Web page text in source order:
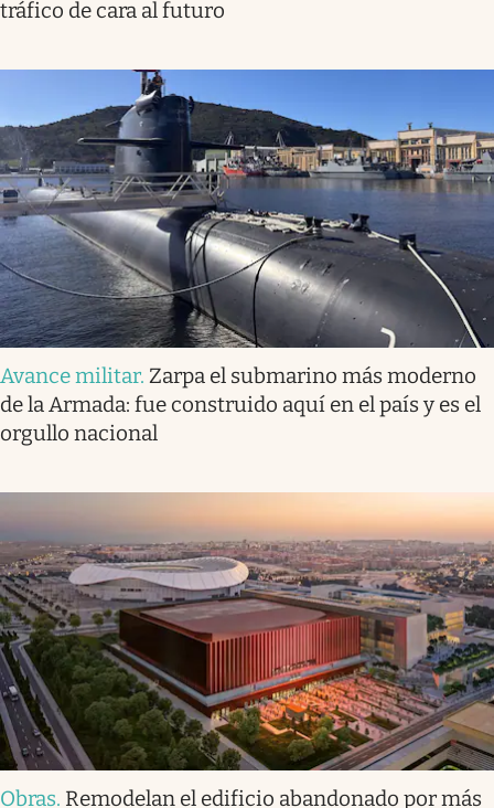
tráfico de cara al futuro
Avance militar. Zarpa el submarino más moderno
de la Armada: fue construido aquí en el país y es el
orgullo nacional
Obras. Remodelan el edificio abandonado por más